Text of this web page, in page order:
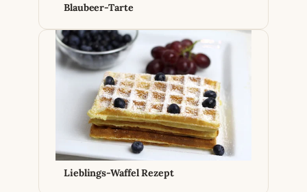
Blaubeer-Tarte
Lieblings-Waffel Rezept